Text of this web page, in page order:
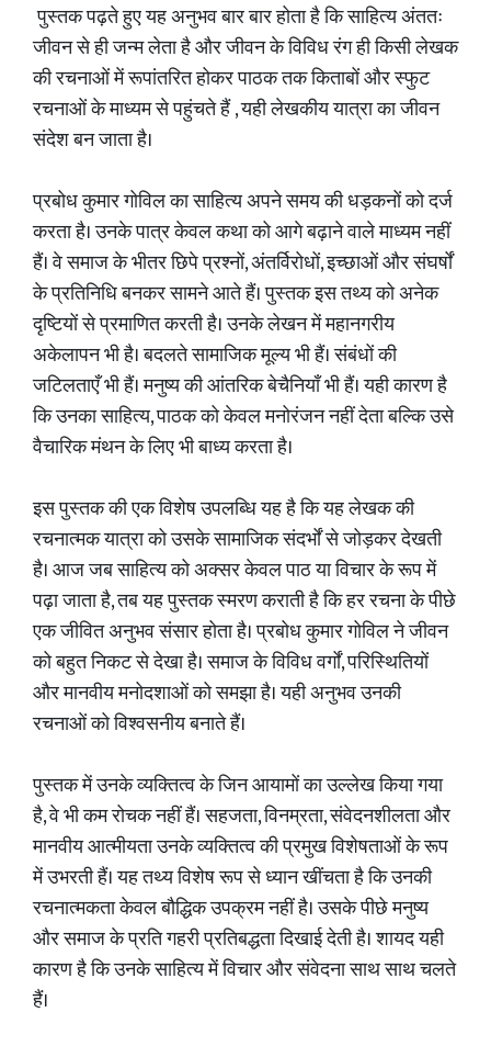
पुस्तक पढ़ते हुए यह अनुभव बार बार होता है कि साहित्य अंततः
जीवन से ही जन्म लेता है और जीवन के विविध रंग ही किसी लेखक
की रचनाओं में रूपांतरित होकर पाठक तक किताबों और स्फुट
रचनाओं के माध्यम से पहुंचते हैं , यही लेखकीय यात्रा का जीवन
संदेश बन जाता है।
प्रबोध कुमार गोविल का साहित्य अपने समय की धड़कनों को दर्ज
करता है। उनके पात्र केवल कथा को आगे बढ़ाने वाले माध्यम नहीं
हैं। वे समाज के भीतर छिपे प्रश्नों, अंतर्विरोधों, इच्छाओं और संघर्षों
के प्रतिनिधि बनकर सामने आते हैं। पुस्तक इस तथ्य को अनेक
दृष्टियों से प्रमाणित करती है। उनके लेखन में महानगरीय
अकेलापन भी है। बदलते सामाजिक मूल्य भी हैं। संबंधों की
जटिलताएँ भी हैं। मनुष्य की आंतरिक बेचैनियाँ भी हैं। यही कारण है
कि उनका साहित्य, पाठक को केवल मनोरंजन नहीं देता बल्कि उसे
वैचारिक मंथन के लिए भी बाध्य करता है।
इस पुस्तक की एक विशेष उपलब्धि यह है कि यह लेखक की
रचनात्मक यात्रा को उसके सामाजिक संदर्भों से जोड़कर देखती
है। आज जब साहित्य को अक्सर केवल पाठ या विचार के रूप में
पढ़ा जाता है, तब यह पुस्तक स्मरण कराती है कि हर रचना के पीछे
एक जीवित अनुभव संसार होता है। प्रबोध कुमार गोविल ने जीवन
को बहुत निकट से देखा है। समाज के विविध वर्गों, परिस्थितियों
और मानवीय मनोदशाओं को समझा है। यही अनुभव उनकी
रचनाओं को विश्वसनीय बनाते हैं।
पुस्तक में उनके व्यक्तित्व के जिन आयामों का उल्लेख किया गया
है, वे भी कम रोचक नहीं हैं। सहजता, विनम्रता, संवेदनशीलता और
मानवीय आत्मीयता उनके व्यक्तित्व की प्रमुख विशेषताओं के रूप
में उभरती हैं। यह तथ्य विशेष रूप से ध्यान खींचता है कि उनकी
रचनात्मकता केवल बौद्धिक उपक्रम नहीं है। उसके पीछे मनुष्य
और समाज के प्रति गहरी प्रतिबद्धता दिखाई देती है। शायद यही
कारण है कि उनके साहित्य में विचार और संवेदना साथ साथ चलते
हैं।